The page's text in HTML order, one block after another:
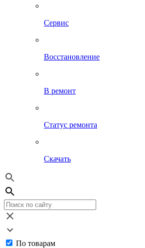
Сервис
Восстановление
В ремонт
Статус ремонта
Скачать
По товарам